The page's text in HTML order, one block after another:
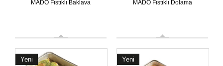
MADO Fıstıklı Baklava MADO Fıstıklı Dolama
Yeni Yeni